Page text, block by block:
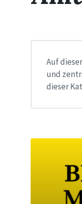
Auf
und
dieser
Read